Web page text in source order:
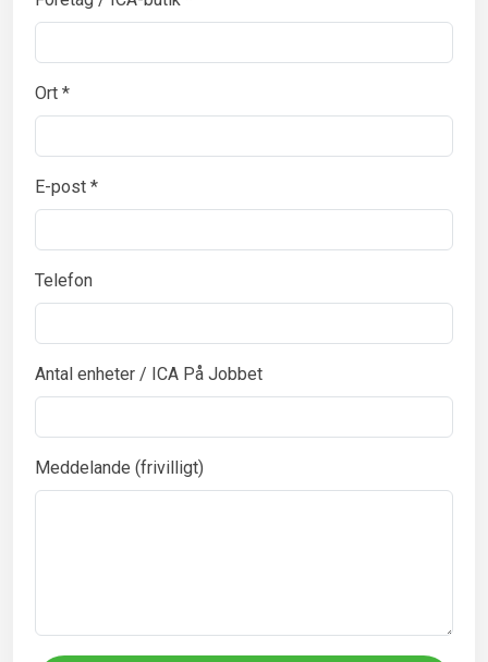
Ort *
E-post *
Telefon
Antal enheter / ICA På Jobbet
Meddelande (frivilligt)